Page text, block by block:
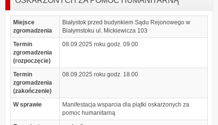
Miejsce
zgromadzenia
Białystok przed budynkiem Sądu Rejonowego w
Białymstoku ul. Mickiewicza 103
Termin
zgromadzenia
(rozpoczęcie)
08.09.2025 roku godz. 09.00
Termin
zgromadzenia
(zakończenie)
08.09.2025 roku godz. 18.00
W sprawie
Manifestacja wsparcia dla piątki oskarżonych za
pomoc humanitarną